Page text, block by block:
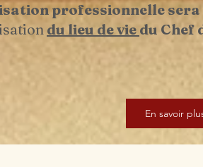
professionnelle
du lieu de vie du Chef
En savoir